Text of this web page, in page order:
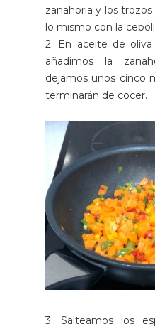
zanahoria y los
lo mismo con la
2. En aceite de
añadimos la
dejamos unos cinco
terminarán de cocer.
3. Salteamos los